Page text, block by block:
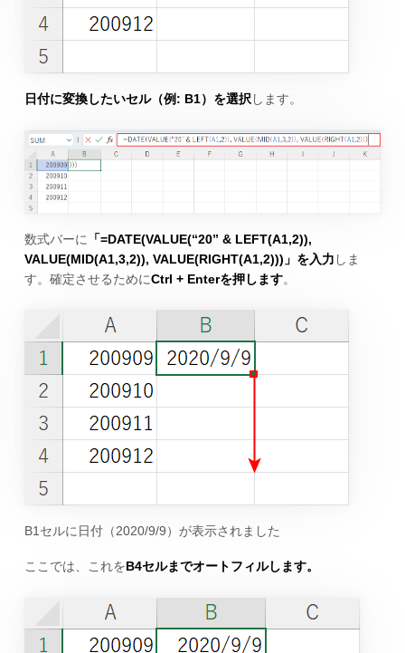
日付に変換したいセル（例: B1）を選択 します。
数式バーに
「=DATE(VALUE(“20” & LEFT(A1,2)),
VALUE(MID(A1,3,2)), VALUE(RIGHT(A1,2)))」を入力 しま
す。確定させるためにCtrl + Enterを押します。
B1セルに日付（2020/9/9）が表示されました
ここでは、これをB4セルまでオートフィルします。